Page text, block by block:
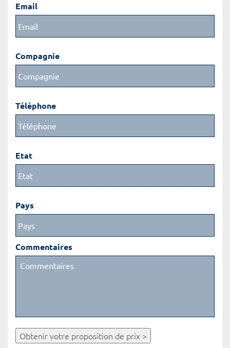
Email
Compagnie
Téléphone
Etat
Pays
Commentaires
Obtenir votre proposition de prix >